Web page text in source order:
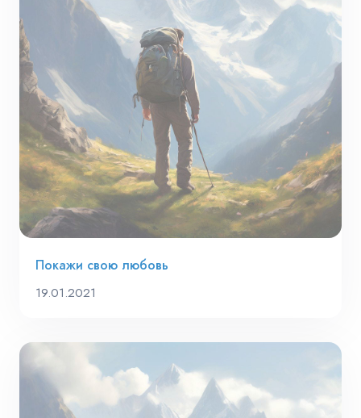
Покажи свою любовь
19.01.2021